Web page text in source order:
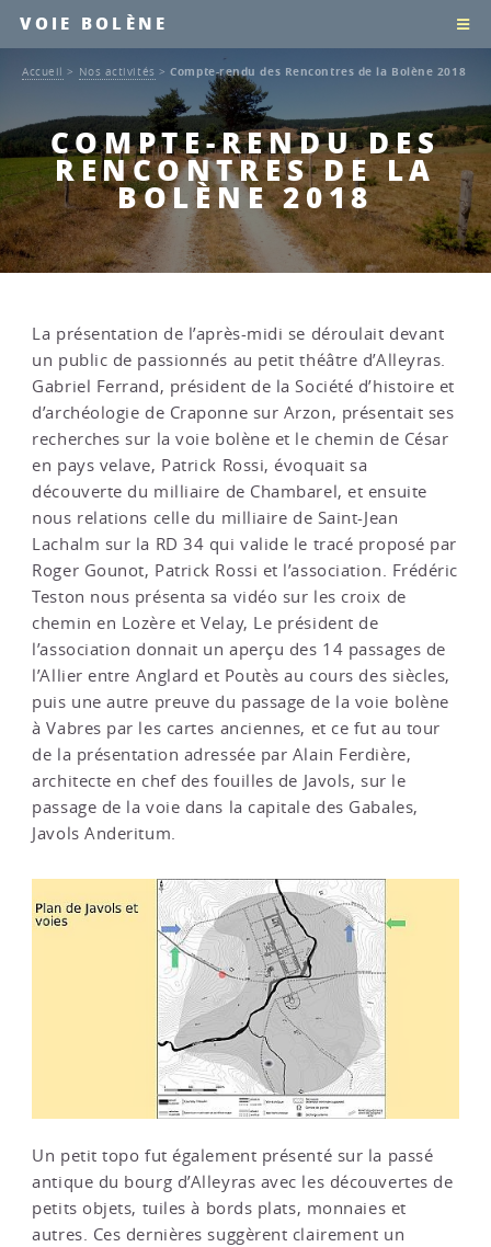
VOIE BOLÈNE
COMPTE-RENDU DES
RENCONTRES DE LA
BOLÈNE 2018
Accueil > Nos activités >Compte-rendu des Rencontres de la Bolène 2018
La présentation de l’après-midi se déroulait devant
un public de passionnés au petit théâtre d’Alleyras.
Gabriel Ferrand, président de la Société d’histoire et
d’archéologie de Craponne sur Arzon, présentait ses
recherches sur la voie bolène et le chemin de César
en pays velave, Patrick Rossi, évoquait sa
découverte du milliaire de Chambarel, et ensuite
nous relations celle du milliaire de Saint-Jean
Lachalm sur la RD 34 qui valide le tracé proposé par
Roger Gounot, Patrick Rossi et l’association. Frédéric
Teston nous présenta sa vidéo sur les croix de
chemin en Lozère et Velay, Le président de
l’association donnait un aperçu des 14 passages de
l’Allier entre Anglard et Poutès au cours des siècles,
puis une autre preuve du passage de la voie bolène
à Vabres par les cartes anciennes, et ce fut au tour
de la présentation adressée par Alain Ferdière,
architecte en chef des fouilles de Javols, sur le
passage de la voie dans la capitale des Gabales,
Javols Anderitum.
Un petit topo fut également présenté sur la passé
antique du bourg d’Alleyras avec les découvertes de
petits objets, tuiles à bords plats, monnaies et
autres. Ces dernières suggèrent clairement un